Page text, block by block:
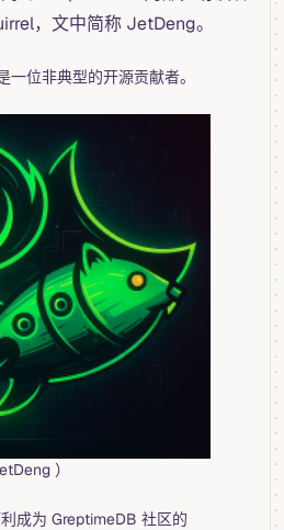
，文中简称 JetDeng。
位非典型的开源贡献者。
）
成为 GreptimeDB 社区的